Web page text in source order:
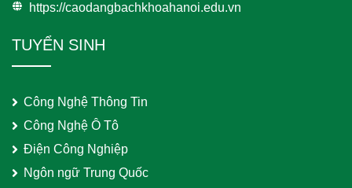
https://caodangbachkhoahanoi.edu.vn
TUYỂN SINH
Công Nghệ Thông Tin
Công Nghệ Ô Tô
Điện Công Nghiệp
Ngôn ngữ Trung Quốc